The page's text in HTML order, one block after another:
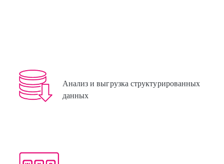
Анализ и выгрузка структурированных
данных